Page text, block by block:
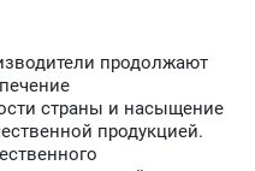
продолжают
страны и насыщение
продукцией.